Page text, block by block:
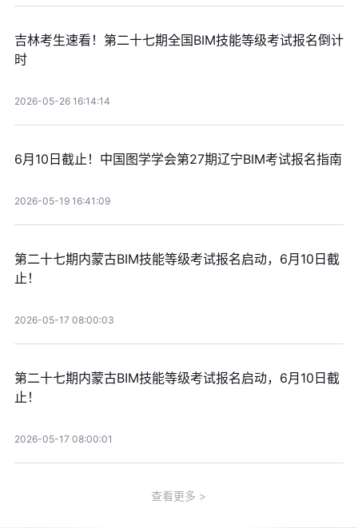
吉林考生速看！第二十七期全国BIM技能等级考试报名倒计
时
2026-05-26 16:14:14
6月10日截止！中国图学学会第27期辽宁BIM考试报名指南
2026-05-19 16:41:09
第二十七期内蒙古BIM技能等级考试报名启动，6月10日截
止！
2026-05-17 08:00:03
第二十七期内蒙古BIM技能等级考试报名启动，6月10日截
止！
2026-05-17 08:00:01
查看更多